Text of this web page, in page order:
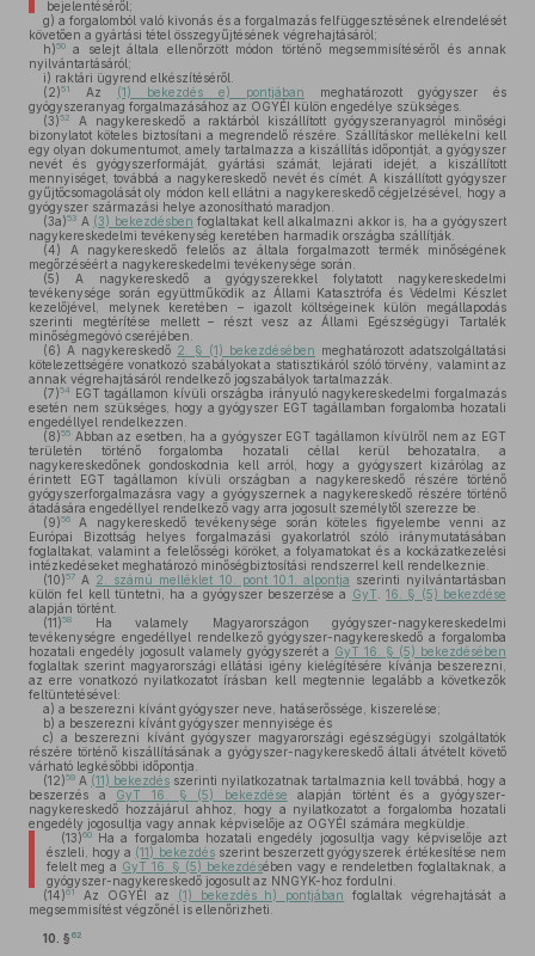
bejelentéséről;
g) a forgalomból való kivonás és a forgalmazás felfüggesztésének elrendelését
követően a gyártási tétel összegyűjtésének végrehajtásáról;
h)50
a selejt általa ellenőrzött módon történő megsemmisítéséről és annak
nyilvántartásáról;
i) raktári ügyrend elkészítéséről.
(2)51 Az (1) bekezdés e) pontjában meghatározott gyógyszer és
gyógyszeranyag forgalmazásához az OGYÉI külön engedélye szükséges.
(3)52
A nagykereskedő a raktárból kiszállított gyógyszeranyagról minőségi
bizonylatot köteles biztosítani a megrendelő részére. Szállításkor mellékelni kell
egy olyan dokumentumot, amely tartalmazza a kiszállítás időpontját, a gyógyszer
nevét és gyógyszerformáját, gyártási számát, lejárati idejét, a kiszállított
mennyiséget, továbbá a nagykereskedő nevét és címét. A kiszállított gyógyszer
gyűjtőcsomagolását oly módon kell ellátni a nagykereskedő cégjelzésével, hogy a
gyógyszer származási helye azonosítható maradjon.
(3a)53 A (3) bekezdésben foglaltakat kell alkalmazni akkor is, ha a gyógyszert
nagykereskedelmi tevékenység keretében harmadik országba szállítják.
(4) A nagykereskedő felelős az általa forgalmazott termék minőségének
megőrzéséért a nagykereskedelmi tevékenysége során.
(5) A nagykereskedő a gyógyszerekkel folytatott nagykereskedelmi
tevékenysége során együttműködik az Állami Katasztrófa és Védelmi Készlet
kezelőjével, melynek keretében – igazolt költségeinek külön megállapodás
szerinti megtérítése mellett – részt vesz az Állami Egészségügyi Tartalék
minőségmegóvó cseréjében.
(6) A nagykereskedő 2. § (1) bekezdésében meghatározott adatszolgáltatási
kötelezettségére vonatkozó szabályokat a statisztikáról szóló törvény, valamint az
annak végrehajtásáról rendelkező jogszabályok tartalmazzák.
(7)54 EGT tagállamon kívüli országba irányuló nagykereskedelmi forgalmazás
esetén nem szükséges, hogy a gyógyszer EGT tagállamban forgalomba hozatali
engedéllyel rendelkezzen.
(8)55 Abban az esetben, ha a gyógyszer EGT tagállamon kívülről nem az EGT
területén történő forgalomba hozatali céllal kerül behozatalra, a
nagykereskedőnek gondoskodnia kell arról, hogy a gyógyszert kizárólag az
érintett EGT tagállamon kívüli országban a nagykereskedő részére történő
gyógyszerforgalmazásra vagy a gyógyszernek a nagykereskedő részére történő
átadására engedéllyel rendelkező vagy arra jogosult személytől szerezze be.
(9)56
A nagykereskedő tevékenysége során köteles figyelembe venni az
Európai Bizottság helyes forgalmazási gyakorlatról szóló iránymutatásában
foglaltakat, valamint a felelősségi köröket, a folyamatokat és a kockázatkezelési
intézkedéseket meghatározó minőségbiztosítási rendszerrel kell rendelkeznie.
(10)57 A 2. számú melléklet 10. pont 10.1. alpontja szerinti nyilvántartásban
külön fel kell tüntetni, ha a gyógyszer beszerzése a GyT .16. § (5) bekezdése
alapján történt.
(11)58
Ha valamely Magyarországon gyógyszer-nagykereskedelmi
tevékenységre engedéllyel rendelkező gyógyszer-nagykereskedő a forgalomba
hozatali engedély jogosult valamely gyógyszerét a GyT 16. § (5) bekezdésében
foglaltak szerint magyarországi ellátási igény kielégítésére kívánja beszerezni,
az erre vonatkozó nyilatkozatot írásban kell megtennie legalább a következők
feltüntetésével:
a) a beszerezni kívánt gyógyszer neve, hatáserőssége, kiszerelése;
b) a beszerezni kívánt gyógyszer mennyisége és
c) a beszerezni kívánt gyógyszer magyarországi egészségügyi szolgáltatók
részére történő kiszállításának a gyógyszer-nagykereskedő általi átvételt követő
várható legkésőbbi időpontja.
(12)59 A (11) bekezdés szerinti nyilatkozatnak tartalmaznia kell továbbá, hogy a
beszerzés a GyT 16. § (5) bekezdése alapján történt és a gyógyszer-
nagykereskedő hozzájárul ahhoz, hogy a nyilatkozatot a forgalomba hozatali
engedély jogosultja vagy annak képviselője az OGYÉI számára megküldje.
(13)60Ha a forgalomba hozatali engedély jogosultja vagy képviselője azt
észleli, hogy a (11) bekezdésszerint beszerzett gyógyszerek értékesítése nem
felelt meg a GyT 16. § (5) bekezdésében vagy e rendeletben foglaltaknak, a
gyógyszer-nagykereskedő jogosult az NNGYK-hoz fordulni.
(14)61 Az OGYÉI az (1) bekezdés h) pontjában
foglaltak végrehajtását a
megsemmisítést végzőnél is ellenőrizheti.
10. § 62